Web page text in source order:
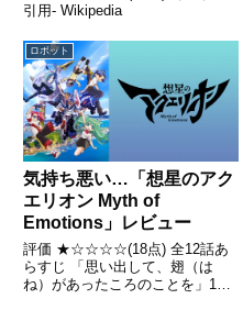
引用- Wikipedia
ロボット
気持ち悪い…「想星のアク
エリオン Myth of
Emotions」レビュー
評価 ★☆☆☆☆(18点) 全12話あ
らすじ 「思い出して、翅（は
ね）があったころのことを」1万